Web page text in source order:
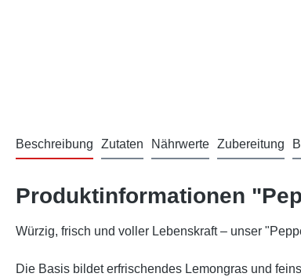
Beschreibung Zutaten Nährwerte Zubereitung
Produktinformationen
Würzig, frisch und voller Lebenskraft – unser
Die Basis bildet erfrischendes Lemongras und